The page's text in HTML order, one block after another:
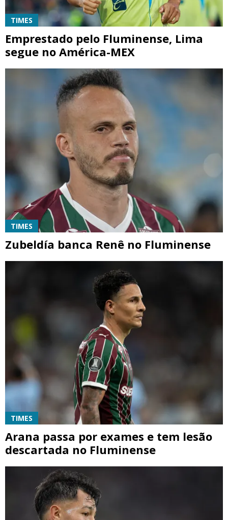
TIMES
Emprestado pelo Fluminense, Lima
segue no América-MEX
TIMES
Zubeldía banca Renê no Fluminense
TIMES
Arana passa por exames e tem lesão
descartada no Fluminense